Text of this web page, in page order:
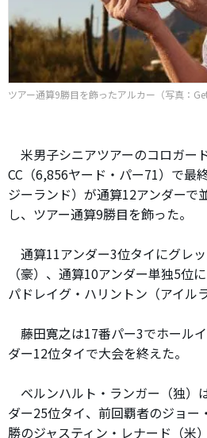
ツアー通算9勝目を飾ったアルカー（写真：
米男子シニアツアーのコロガー
CC（6,856ヤード・パー71）で最
ジーランド）が通算12アンダー
し、ツアー通算9勝目を飾った。
通算11アンダー3位タイにグレ
（豪）、通算10アンダー単独5位
パドレイグ・ハリントン（アイル
藤田寛之は17番パー3でホール
ダー12位タイで大会を終えた。
ベルンハルト・ランガー（独）
ダー25位タイ、前回覇者のジョ
勝のジャスティン・レナード（米